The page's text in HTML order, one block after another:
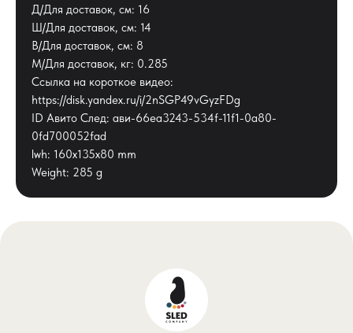
Д/Для доставок, см: 16
Ш/Для доставок, см: 14
В/Для доставок, см: 8
М/Для доставок, кг: 0.285
Ссылка на короткое видео:
https://disk.yandex.ru/i/2nSGP49vGyzFDg
ID Авито След: ави-66ea3243-534f-11f1-0a80-
0fd700052fad
lwh: 160x135x80 mm
Weight: 285 g